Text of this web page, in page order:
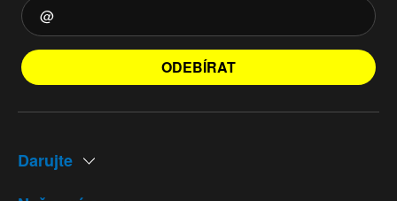
ODEBÍRAT
Darujte